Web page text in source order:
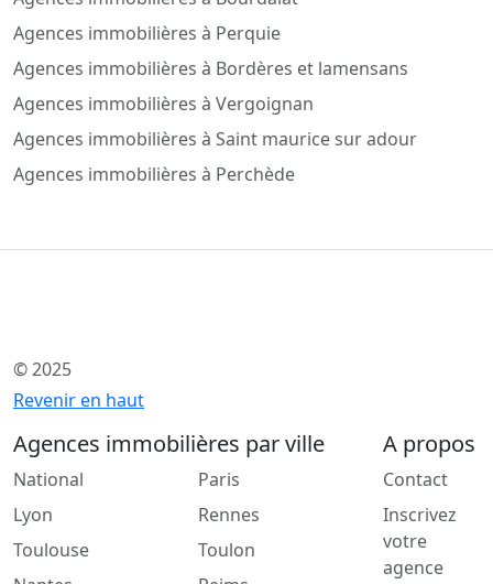
Agences immobilières à Perquie
Agences immobilières à Bordères et lamensans
Agences immobilières à Vergoignan
Agences immobilières à Saint maurice sur adour
Agences immobilières à Perchède
© 2025
Revenir en haut
Agences immobilières par ville
National
Lyon
Toulouse
Paris
Rennes
Toulon
A propos
Contact
Inscrivez
votre
agence